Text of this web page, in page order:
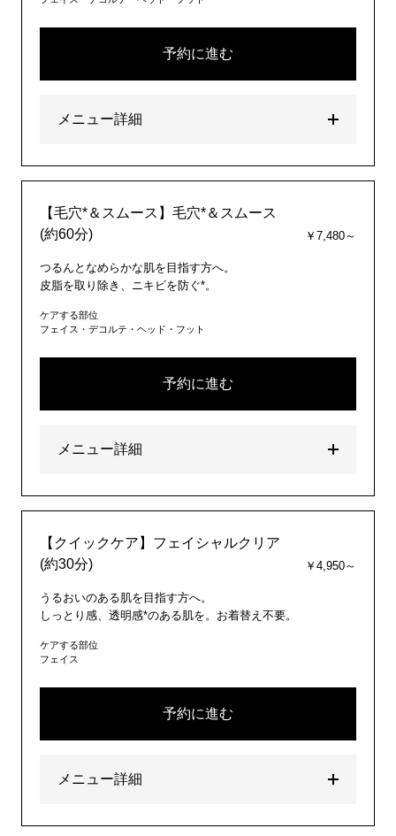
予約に進む
メニュー詳細
【毛穴*＆スムース】毛穴*＆スムース
(約60分)
￥7,480～
つるんとなめらかな肌を目指す方へ。
皮脂を取り除き、ニキビを防ぐ*。
ケアする部位
フェイス・デコルテ・ヘッド・フット
予約に進む
メニュー詳細
【クイックケア】フェイシャルクリア
(約30分)
￥4,950～
うるおいのある肌を目指す方へ。
しっとり感、透明感*のある肌を。お着替え不要。
ケアする部位
フェイス
予約に進む
メニュー詳細